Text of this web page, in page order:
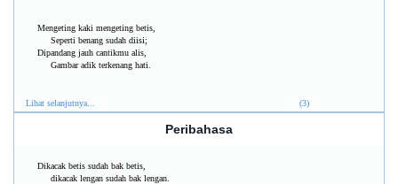
Mengeting kaki mengeting betis,
Seperti benang sudah diisi;
Dipandang jauh cantikmu alis,
Gambar adik terkenang hati.
Lihat selanjutnya... (3)
Peribahasa
Dikacak betis sudah bak betis,
dikacak lengan sudah bak lengan.